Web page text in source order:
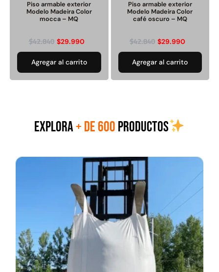
Piso armable exterior
Modelo Madeira Color
mocca – MQ
$42.840 $29.990
Agregar al carrito
Piso armable exterior
Modelo Madeira Color
café oscuro – MQ
$42.840 $29.990
Agregar al carrito
EXPLORA+ DE 600 PRODUCTOS
$4.859.984 $9.558.557
$4.790.000
Agregar al carrito
Juego Modular 02
QplayGround
4.507.990
Leer más
Juego Modular 01
QplayGround
$4.415.700
Leer más